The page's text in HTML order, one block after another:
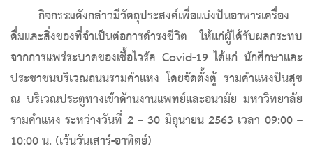
กิจกรรมดังกล่าวมีวัตถุประสงค์เพื่อแบ่งปันอาหารเครื่อง
ดื่มและสิ่งของที่จำเป็นต่อการดำรงชีวิต ให้แก่ผู้ได้รับผลกระทบ
จากการแพร่ระบาดของเชื้อไวรัส Covid-19 ได้แก่ นักศึกษาและ
ประชาชนบริเวณถนนรามคำแหง โดยจัดตั้งตู้ รามคำแหงปันสุข
ณ บริเวณประตูทางเข้าด้านงานแพทย์และอนามัย มหาวิทยาลัย
รามคำแหง ระหว่างวันที่ 2 – 30 มิถุนายน 2563 เวลา 09:00 –
10:00 น. (เว้นวันเสาร์-อาทิตย์)